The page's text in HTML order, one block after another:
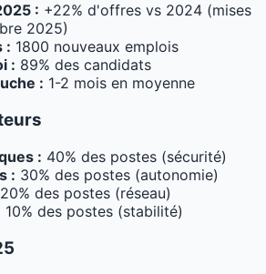
: +22% d'offres vs 2024 (mises
2025)
: 1800 nouveaux emplois
: 89% des candidats
: 1-2 mois en moyenne
: 40% des postes (sécurité)
: 30% des postes (autonomie)
20% des postes (réseau)
10% des postes (stabilité)